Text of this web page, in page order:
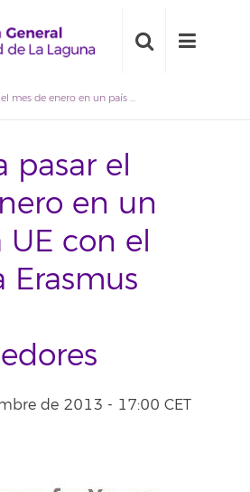
Beca para pasar el mes de enero en un país de la UE con el programa Erasmus para Emprendedores
pasar el
en un
UE con el
Erasmus
de 2013 - 17:00 CET